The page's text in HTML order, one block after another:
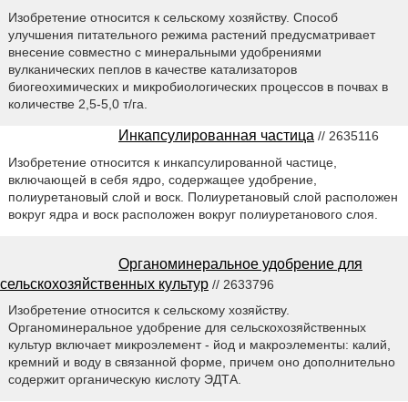
Изобретение относится к сельскому хозяйству. Способ
улучшения питательного режима растений предусматривает
внесение совместно с минеральными удобрениями
вулканических пеплов в качестве катализаторов
биогеохимических и микробиологических процессов в почвах в
количестве 2,5-5,0 т/га.
Инкапсулированная частица // 2635116
Изобретение относится к инкапсулированной частице,
включающей в себя ядро, содержащее удобрение,
полиуретановый слой и воск. Полиуретановый слой расположен
вокруг ядра и воск расположен вокруг полиуретанового слоя.
Органоминеральное удобрение для
сельскохозяйственных культур // 2633796
Изобретение относится к сельскому хозяйству.
Органоминеральное удобрение для сельскохозяйственных
культур включает микроэлемент - йод и макроэлементы: калий,
кремний и воду в связанной форме, причем оно дополнительно
содержит органическую кислоту ЭДТА.